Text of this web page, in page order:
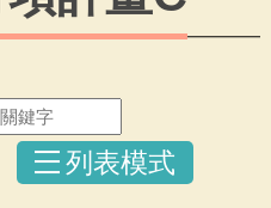
列表模式